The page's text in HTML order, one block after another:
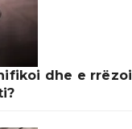
dhe e